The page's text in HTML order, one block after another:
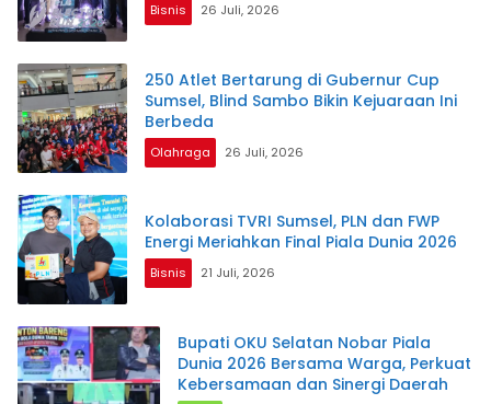
Bisnis 26 Juli, 2026
250 Atlet Bertarung di Gubernur Cup
Sumsel, Blind Sambo Bikin Kejuaraan Ini
Berbeda
Olahraga 26 Juli, 2026
Kolaborasi TVRI Sumsel, PLN dan FWP
Energi Meriahkan Final Piala Dunia 2026
Bisnis 21 Juli, 2026
Bupati OKU Selatan Nobar Piala
Dunia 2026 Bersama Warga, Perkuat
Kebersamaan dan Sinergi Daerah